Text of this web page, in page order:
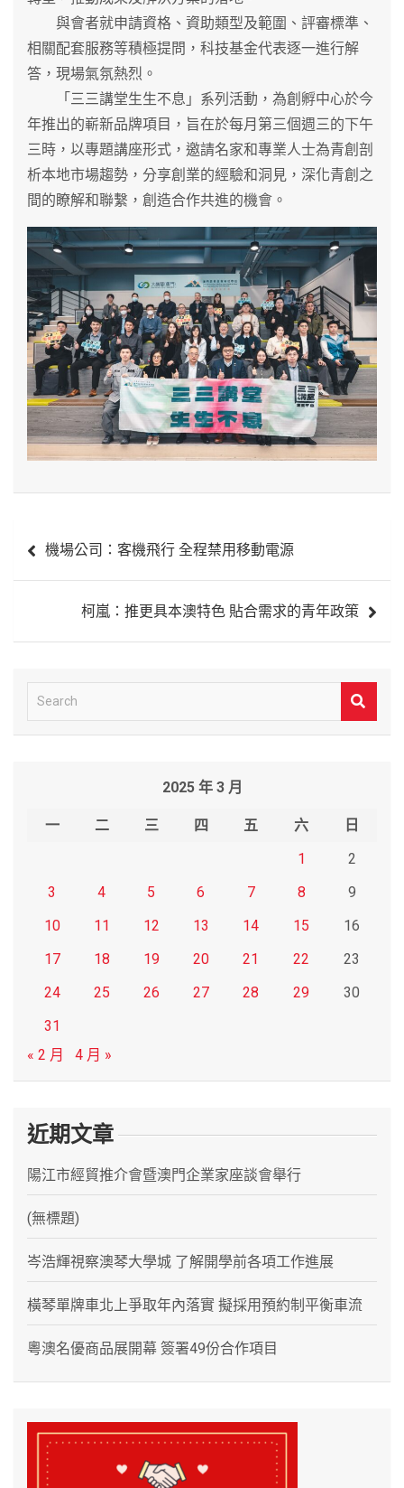
與會者就申請資格、資助類型及範圍、評審標準、
相關配套服務等積極提問，科技基金代表逐一進行解
答，現場氣氛熱烈。
「三三講堂生生不息」系列活動，為創孵中心於今
年推出的嶄新品牌項目，旨在於每月第三個週三的下午
三時，以專題講座形式，邀請名家和專業人士為青創剖
析本地市場趨勢，分享創業的經驗和洞見，深化青創之
間的瞭解和聯繫，創造合作共進的機會。
章
導
機場公司：客機飛行 全程禁用移動電源
柯嵐：推更具本澳特色 貼合需求的青年政策
e
2025 年 3 月
一 二 三 四 五 六
日
1
2
3
4 5 6 7 8
9
10
11 12 13 14 15
16
17
18 19 20 21 22
23
24
25 26 27 28 29
30
31
« 2 月
4 月 »
近期文章
陽江市經貿推介會暨澳門企業家座談會舉行
(無標題)
岑浩輝視察澳琴大學城 了解開學前各項工作進展
橫琴單牌車北上爭取年內落實 擬採用預約制平衡車流
粵澳名優商品展開幕 簽署49份合作項目